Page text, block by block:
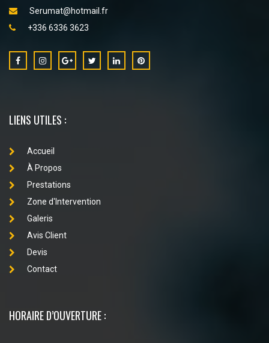
Serumat@hotmail.fr
+336 6336 3623
LIENS UTILES :
Accueil
À Propos
Prestations
Zone d'Intervention
Galeris
Avis Client
Devis
Contact
HORAIRE D’OUVERTURE :